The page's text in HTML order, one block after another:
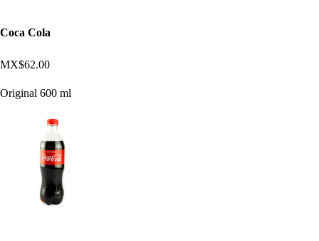
Coca Cola
MX$62.00
Original 600 ml